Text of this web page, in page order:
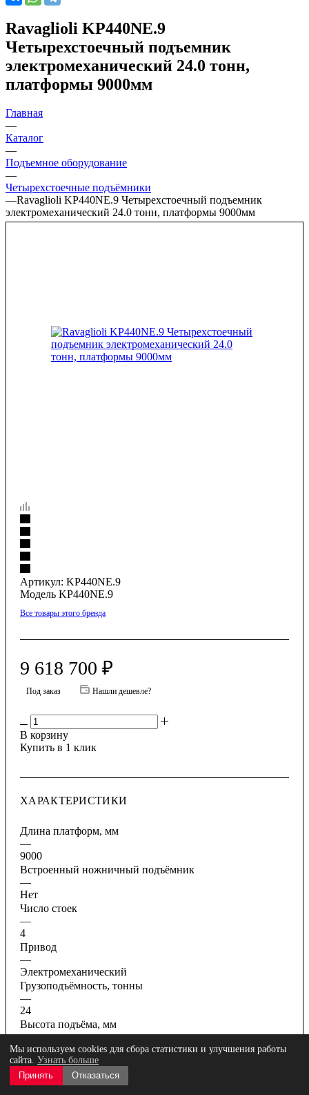
Ravaglioli KP440NE.9
Четырехстоечный подъемник
электромеханический 24.0 тонн,
платформы 9000мм
Главная
—
Каталог
—
Подъемное оборудование
—
Четырехстоечные подъёмники
—Ravaglioli KP440NE.9 Четырехстоечный подъемник
электромеханический 24.0 тонн, платформы 9000мм
Артикул: KP440NE.9
Модель KP440NE.9
Все товары этого бренда
9 618 700 ₽
Под заказ Нашли дешевле?
В корзину
Купить в 1 клик
ХАРАКТЕРИСТИКИ
Длина платформ, мм
—
9000
Встроенный ножничный подъёмник
—
Нет
Число стоек
—
4
Привод
—
Электромеханический
Грузоподъёмность, тонны
—
24
Высота подъёма, мм
—
1905
Все характеристики
Мы используем cookies для сбора статистики и улучшения работы
сайта. Узнать больше
Принять
Отказаться